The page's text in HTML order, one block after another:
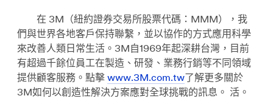
在 3M（紐約證券交易所股票代碼：MMM），我
們與世界各地客戶保持聯繫，並以協作的方式應用科學
來改善人類日常生活。3M自1969年起深耕台灣，目前
有超過千餘位員工在製造、研發、業務行銷等不同領域
提供顧客服務。點擊 www.3M.com.tw了解更多關於
3M如何以創造性解決方案應對全球挑戰的訊息。 活。